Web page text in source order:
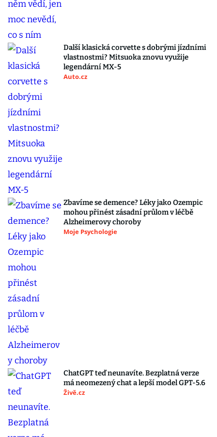
Další klasická corvette s dobrými jízdními
vlastnostmi? Mitsuoka znovu využije
legendární MX-5
Auto.cz
Zbavíme se demence? Léky jako Ozempic
mohou přinést zásadní průlom v léčbě
Alzheimerovy choroby
Moje Psychologie
ChatGPT teď neunavíte. Bezplatná verze
má neomezený chat a lepší model GPT-5.6
Živě.cz